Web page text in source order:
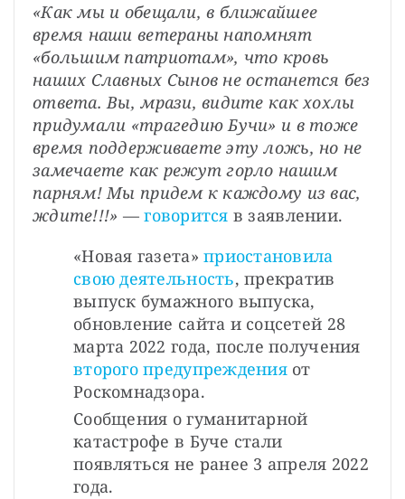
«Как мы и обещали, в ближайшее
время наши ветераны напомнят
«большим патриотам», что кровь
наших Славных Сынов не останется без
ответа. Вы, мрази, видите как хохлы
придумали «трагедию Бучи» и в тоже
время поддерживаете эту ложь, но не
замечаете как режут горло нашим
парням! Мы придем к каждому из вас,
ждите!!!» — говорится в заявлении.
«Новая газета» приостановила
свою деятельность, прекратив
выпуск бумажного выпуска,
обновление сайта и соцсетей 28
второго предупреждения от
Роскомнадзора.
Сообщения о гуманитарной
катастрофе в Буче стали
появляться не ранее 3 апреля 2022
года.